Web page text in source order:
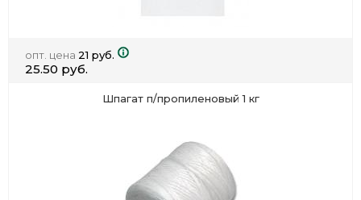
опт. цена 21 руб.
25.50 руб.
Шпагат п/пропиленовый 1 кг